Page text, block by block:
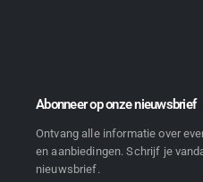
Abonneer op onze nieuwsbrief
Ontvang alle informatie over
en aanbiedingen. Schrijf je
nieuwsbrief.